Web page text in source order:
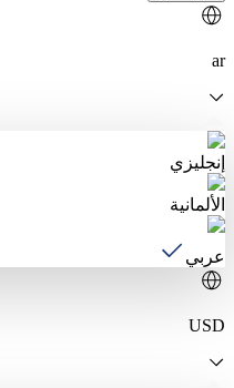
ar
إنجليزي
الألمانية
عربي
USD